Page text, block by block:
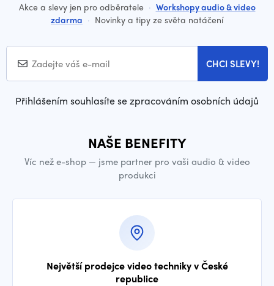
Akce a slevy jen pro odběratele · Workshopy audio & video
zdarma · Novinky a tipy ze světa natáčení
CHCI SLEVY!
Přihlášením souhlasíte se zpracováním osobních údajů
NAŠE BENEFITY
Víc než e-shop — jsme partner pro vaši audio & video
produkci
Největší prodejce video techniky v České
republice